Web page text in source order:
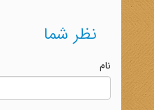
نظر شما
نام